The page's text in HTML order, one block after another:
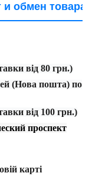
и обмен товара
від 80 грн.)
(Нова пошта) по
від 100 грн.)
проспект
карті